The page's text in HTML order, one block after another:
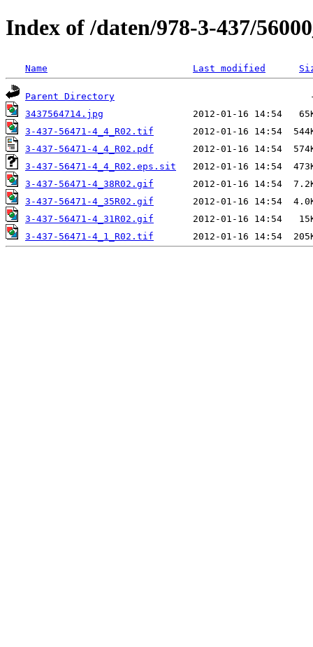
Index of /daten/978-3-437/
Name Last modified
Parent Directory
3437564714.jpg
3-437-56471-4_4_R02.tif
3-437-56471-4_4_R02.pdf
3-437-56471-4_4_R02.eps.sit
3-437-56471-4_38R02.gif
3-437-56471-4_35R02.gif
3-437-56471-4_31R02.gif
3-437-56471-4_1_R02.tif